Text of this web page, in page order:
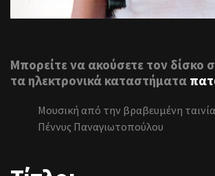
Μπορείτε να ακούσετε τον δίσκο
τα ηλεκτρονικά καταστήματα
Μουσική από την βραβευμένη
Πέννυς Παναγιωτοπούλου